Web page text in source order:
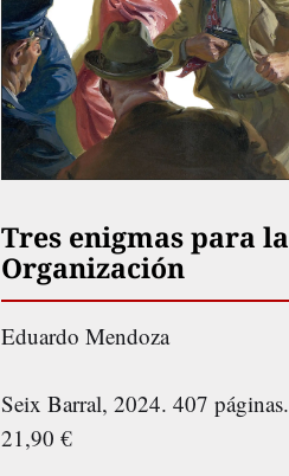
Tres enigmas para la
Organización
Eduardo Mendoza
Seix Barral, 2024. 407 páginas.
21,90 €